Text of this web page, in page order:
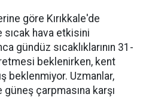
göre Kırıkkale'de
hava etkisini
gündüz sıcaklıklarının 31-
beklenirken, kent
beklenmiyor. Uzmanlar,
çarpmasına karşı